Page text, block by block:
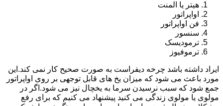
هیتر یا المنت
اواپراتور
فن اواپراتور
سنسور
ترمودیسک
ترموفیوز
ایراد داشته باشد چرخه دیفراست به صورت صحیح کار نمی کند.این
مورد باعث می شود که میزان یخ های قابل توجهی بر روی اواپراتور
جمع شود که سبب نرسیدن سرما به یخچال نیز می شود.اگر در
مولوی یا مولوی زندگی می کنید پیشنهاد می کنیم که برای رفع